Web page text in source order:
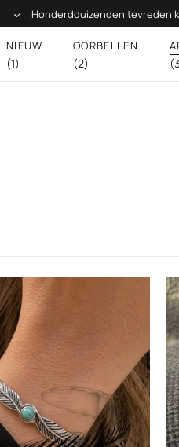
Honderdduizenden tevreden
NIEUW
(1)
OORBELLEN
(2)